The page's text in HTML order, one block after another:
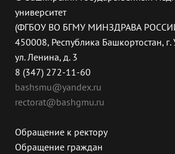
университет
(ФГБОУ ВО БГМУ МИНЗДРАВА
450008, Республика Башкортостан, г.
ул. Ленина, д. 3
8 (347) 272-11-60
bashsmu@yandex.ru
rectorat@bashgmu.ru
Обращение к ректору
Обращение граждан